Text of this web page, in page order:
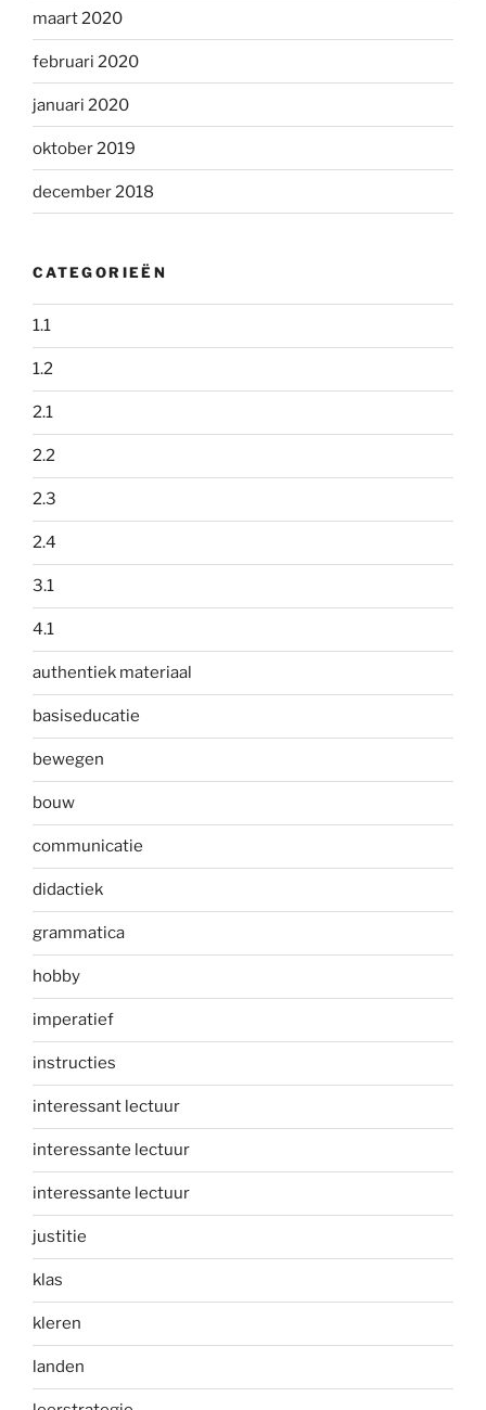
maart 2020
februari 2020
januari 2020
oktober 2019
december 2018
CATEGORIEËN
1.1
1.2
2.1
2.2
2.3
2.4
3.1
4.1
authentiek materiaal
basiseducatie
bewegen
bouw
communicatie
didactiek
grammatica
hobby
imperatief
instructies
interessant lectuur
interessante lectuur
interessante lectuur
justitie
klas
kleren
landen